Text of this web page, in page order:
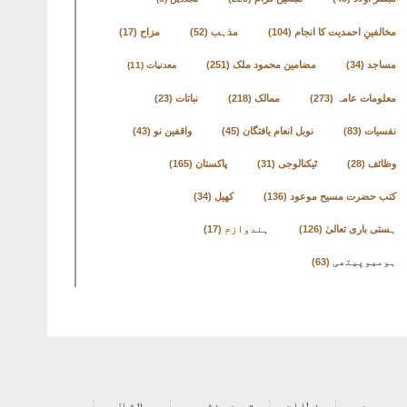
مخالفینِ احمدیت کا انجام (104) مذہب(52) مزاح(17)
مساجد(34) مضامین محمود ملک(251) معدنیات(11)
معلومات عامہ (273) ممالک(218) نباتات(23)
نفسیات(83) نوبل انعام یافتگان(45) واقفین نو (43)
وظائف(28) ٹیکنالوجی(31) پاکستان(165)
کتب حضرت مسیح موعود(136) کھیل (34)
ہستی باری تعالیٰ(126) ہندوازم (17)
ہومیوپیتھی (63)